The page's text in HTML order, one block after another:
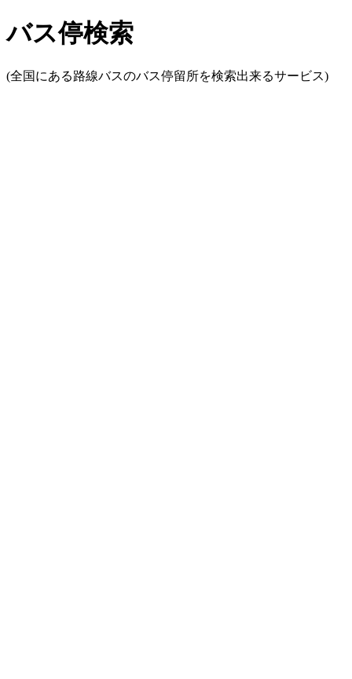
バス停検索
(全国にある路線バスのバス停留所を検索出来るサービス)